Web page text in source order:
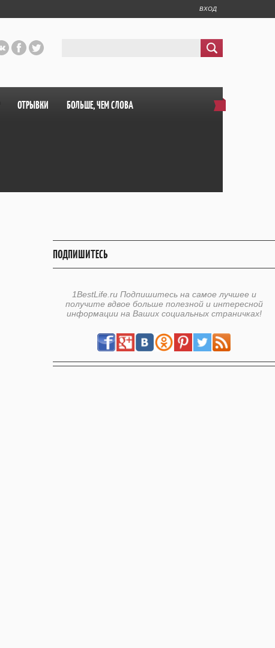
ВХОД
ОТРЫВКИ БОЛЬШЕ, ЧЕМ СЛОВА
ПОДПИШИТЕСЬ
1BestLife.ru Подпишитесь на самое лучшее и
получите вдвое больше полезной и интересной
информации на Ваших социальных страничках!